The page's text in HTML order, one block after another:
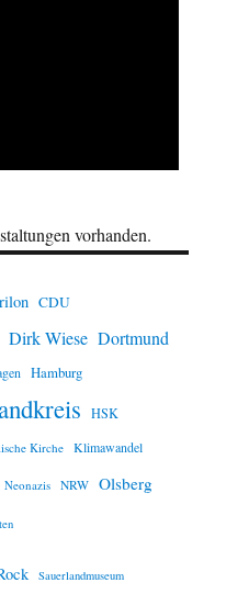
vorhanden.
CDU
Dirk Wiese Dortmund
Hamburg
HSK
Kirche Klimawandel
Neonazis NRW Olsberg
Sauerlandmuseum